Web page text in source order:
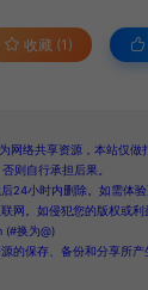
收藏 (1)
网络共享资源，本站仅做
则自行承担后果。
24小时内删除。如需体
网。如侵犯您的版权或利
(#换为@)
的保存、备份和分享所